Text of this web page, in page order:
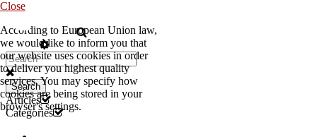
Close
According to European Union law,
we would like to inform you that
our website uses cookies in order
to deliver you highest quality
services. You may specify how
cookies are being stored in your
browser's settings.
RU
Search
Articles
Categories